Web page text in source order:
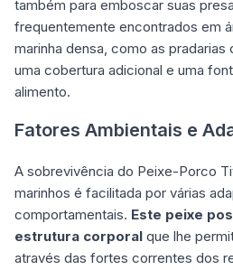
também para emboscar suas
frequentemente encontrados em
marinha densa, como as
uma cobertura adicional e uma
alimento.
Fatores Ambientais e
A sobrevivência do Peixe-Porco
marinhos é facilitada por várias
comportamentais. Este peixe
estrutura corporal que lhe
através das fortes correntes dos